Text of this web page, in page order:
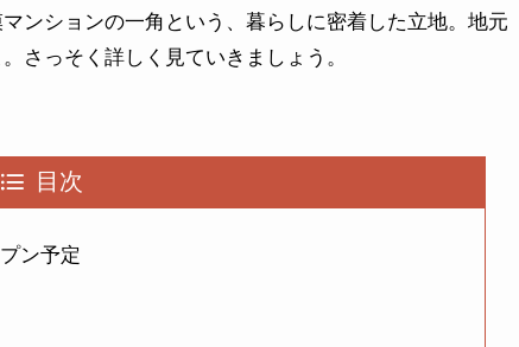
ンションの一角という、暮らしに密着した立地。地元
さっそく詳しく見ていきましょう。
目次
ン予定